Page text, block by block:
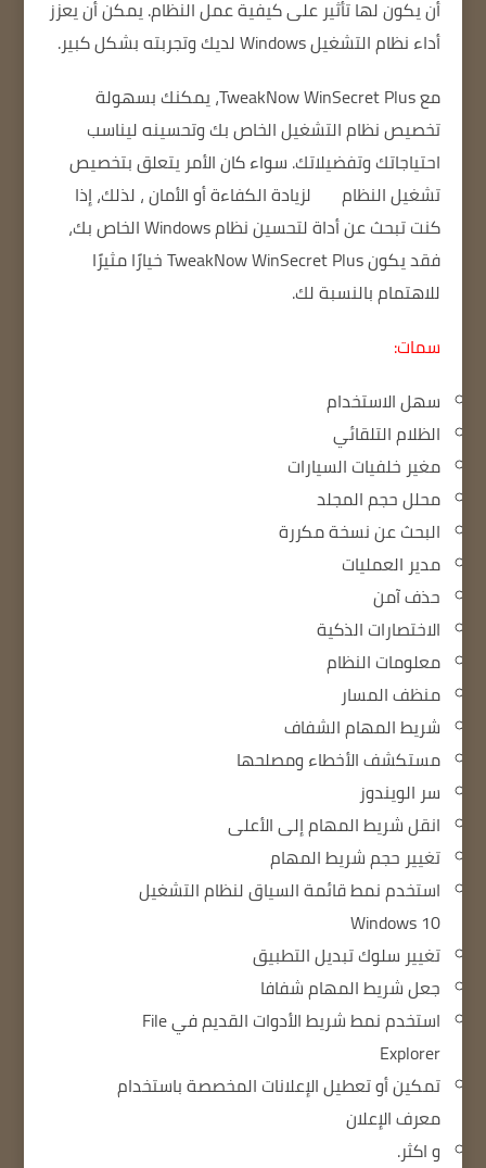
أن يكون لها تأثير على كيفية عمل النظام.يمكن أن يعزز
أداء نظام التشغيل Windows لديك وتجربته بشكل كبير.
مع TweakNow WinSecret Plus، يمكنك بسهولة
تخصيص نظام التشغيل الخاص بك وتحسينه ليناسب
احتياجاتك وتفضيلاتك. سواء كان الأمر يتعلق بتخصيص
تشغيل النظام
لزيادة الكفاءة أو الأمان، لذلك، إذا
كنت تبحث عن أداة لتحسين نظام Windows الخاص بك،
فقد يكون TweakNow WinSecret Plus خيارًا مثيرًا
للاهتمام بالنسبة لك.
سمات:
سهل الاستخدام
الظلام التلقائي
مغير خلفيات السيارات
محلل حجم المجلد
البحث عن نسخة مكررة
مدير العمليات
حذف آمن
الاختصارات الذكية
معلومات النظام
منظف ​​المسار
شريط المهام الشفاف
مستكشف الأخطاء ومصلحها
سر الويندوز
انقل شريط المهام إلى الأعلى
تغيير حجم شريط المهام
استخدم نمط قائمة السياق لنظام التشغيل
Windows 10
تغيير سلوك تبديل التطبيق
جعل شريط المهام شفافا
استخدم نمط شريط الأدوات القديم في File
Explorer
تمكين أو تعطيل الإعلانات المخصصة باستخدام
معرف الإعلان
و اكثر.